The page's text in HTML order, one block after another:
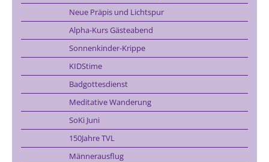
Neue Präpis und Lichtspur
Alpha-Kurs Gästeabend
Sonnenkinder-Krippe
KIDStime
Badgottesdienst
Meditative Wanderung
SoKi Juni
150Jahre TVL
Männerausflug